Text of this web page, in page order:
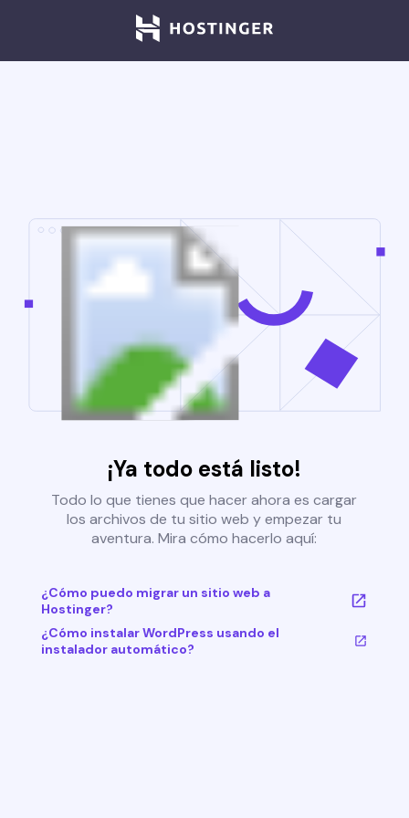
¡Ya todo está listo!
Todo lo que tienes que hacer ahora es cargar
los archivos de tu sitio web y empezar tu
aventura. Mira cómo hacerlo aquí:
¿Cómo puedo migrar un sitio web a
Hostinger?
¿Cómo instalar WordPress usando el
instalador automático?